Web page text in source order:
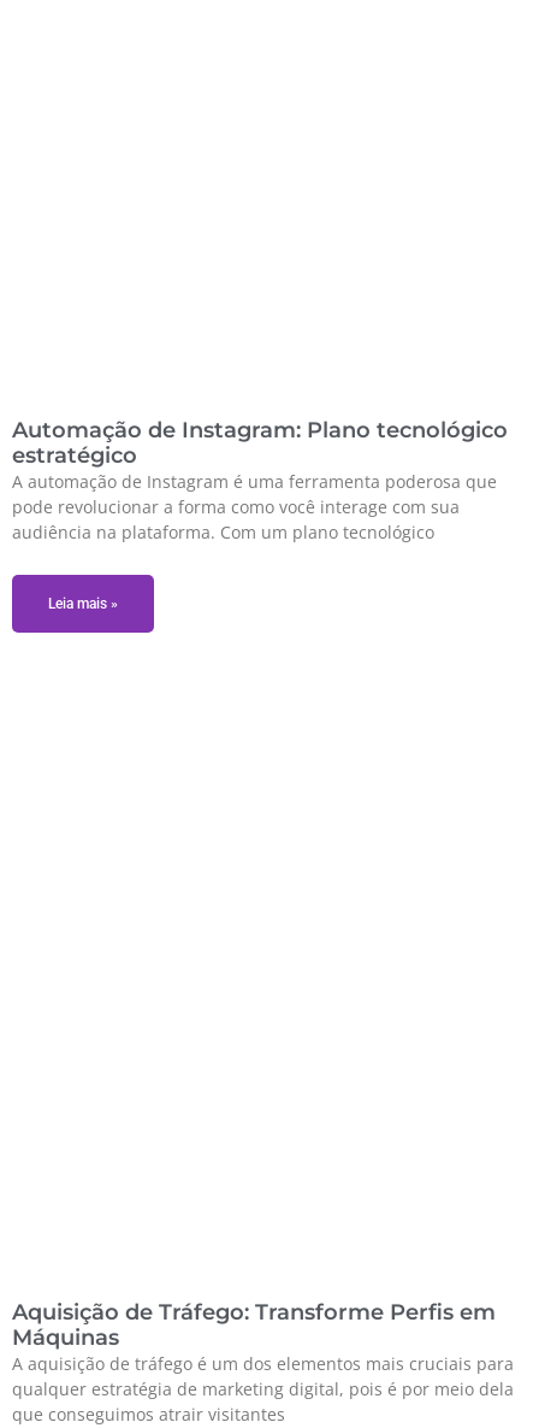
Automação de Instagram: Plano tecnológico
estratégico
A automação de Instagram é uma ferramenta poderosa que
pode revolucionar a forma como você interage com sua
audiência na plataforma. Com um plano tecnológico
Leia mais »
Aquisição de Tráfego: Transforme Perfis em
Máquinas
A aquisição de tráfego é um dos elementos mais cruciais para
qualquer estratégia de marketing digital, pois é por meio dela
que conseguimos atrair visitantes